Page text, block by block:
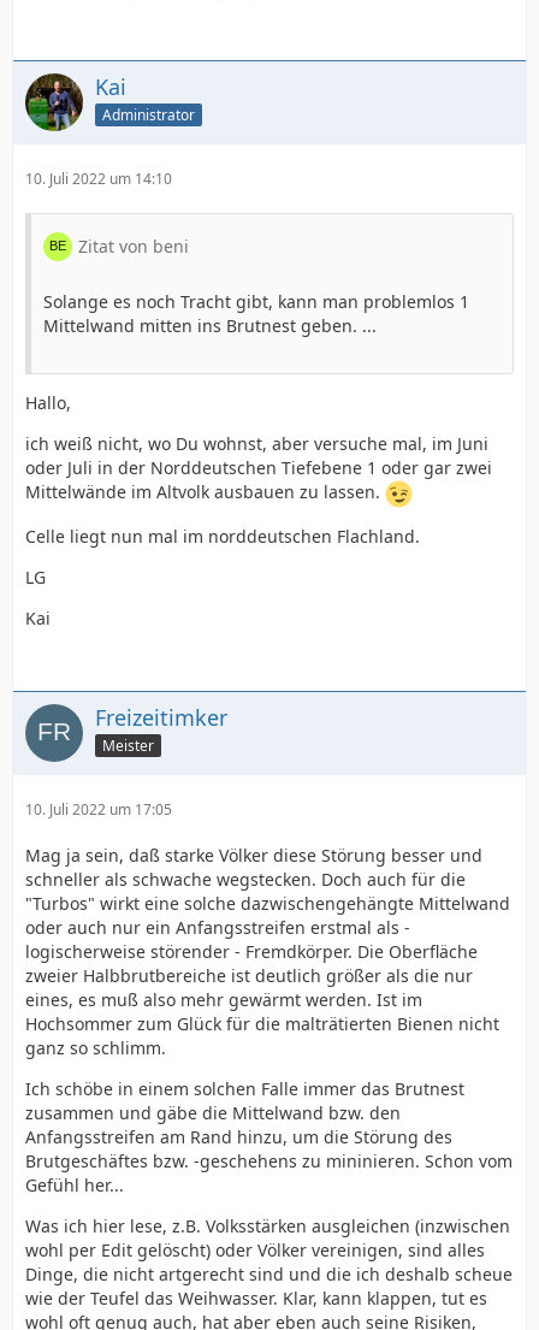
Kai
Administrator
10. Juli 2022 um 14:10
Zitat von beni
Solange es noch Tracht gibt, kann man problemlos 1
Mittelwand mitten ins Brutnest geben. ...
Hallo,
ich weiß nicht, wo Du wohnst, aber versuche mal, im Juni
oder Juli in der Norddeutschen Tiefebene 1 oder gar zwei
Mittelwände im Altvolk ausbauen zu lassen.
Celle liegt nun mal im norddeutschen Flachland.
LG
Kai
Freizeitimker
Meister
10. Juli 2022 um 17:05
Mag ja sein, daß starke Völker diese Störung besser und
schneller als schwache wegstecken. Doch auch für die
"Turbos" wirkt eine solche dazwischengehängte Mittelwand
oder auch nur ein Anfangsstreifen erstmal als -
logischerweise störender - Fremdkörper. Die Oberfläche
zweier Halbbrutbereiche ist deutlich größer als die nur
eines, es muß also mehr gewärmt werden. Ist im
Hochsommer zum Glück für die malträtierten Bienen nicht
ganz so schlimm.
Ich schöbe in einem solchen Falle immer das Brutnest
zusammen und gäbe die Mittelwand bzw. den
Anfangsstreifen am Rand hinzu, um die Störung des
Brutgeschäftes bzw. -geschehens zu mininieren. Schon vom
Gefühl her...
Was ich hier lese, z.B. Volksstärken ausgleichen (inzwischen
wohl per Edit gelöscht) oder Völker vereinigen, sind alles
Dinge, die nicht artgerecht sind und die ich deshalb scheue
wie der Teufel das Weihwasser. Klar, kann klappen, tut es
wohl oft genug auch, hat aber eben auch seine Risiken,